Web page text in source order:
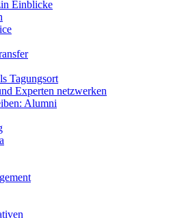
Einblicke
Tagungsort
Experten netzwerken
Alumni